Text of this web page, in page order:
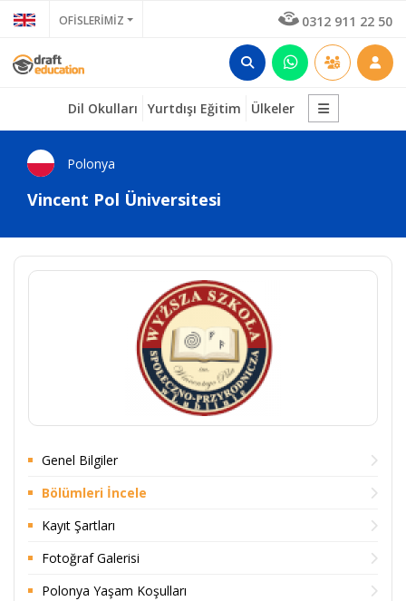
OFİSLERİMİZ 0312 911 22 50
Dil Okulları Yurtdışı Eğitim Ülkeler
Polonya
Vincent Pol Üniversitesi
Genel Bilgiler
Bölümleri İncele
Kayıt Şartları
Fotoğraf Galerisi
Polonya Yaşam Koşulları